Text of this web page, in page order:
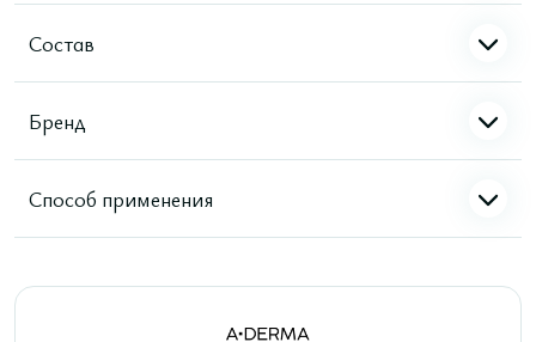
Состав
Бренд
Способ применения